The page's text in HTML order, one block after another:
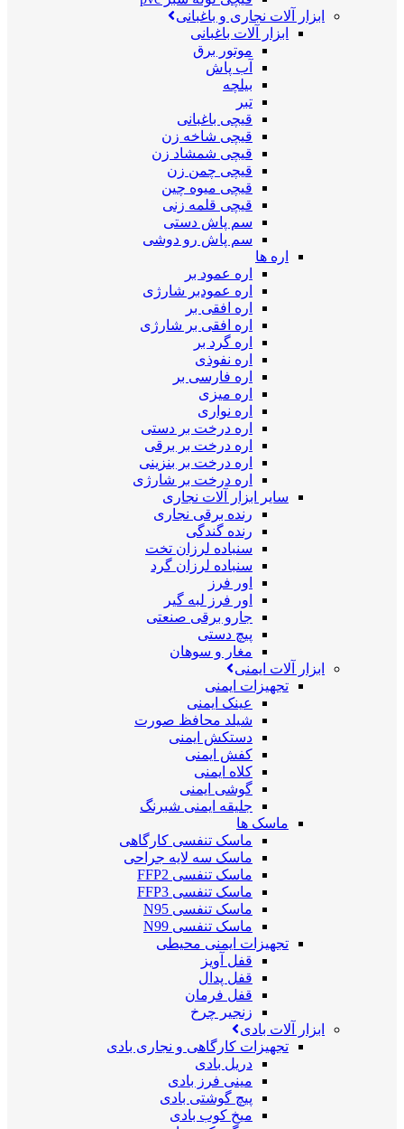
ابزار آلات نجاری و باغبانی
ابزار آلات باغبانی
موتور برق
آب پاش
بیلچه
تبر
قیچی باغبانی
قیچی شاخه زن
قیچی شمشاد زن
قیچی چمن زن
قیچی میوه چین
قیچی قلمه زنی
سم پاش دستی
سم پاش رو دوشی
اره ها
اره عمود بر
اره عمودبر شارژی
اره افقی بر
اره افقی بر شارژی
اره گرد بر
اره نفوذی
اره فارسی بر
اره میزی
اره نواری
اره درخت بر دستی
اره درخت بر برقی
اره درخت بر بنزینی
اره درخت بر شارژی
سایر ابزار آلات نجاری
رنده برقی نجاری
رنده گندگی
سنباده لرزان تخت
سنباده لرزان گرد
اور فرز
اور فرز لبه گیر
جارو برقی صنعتی
پیچ دستی
مغار و سوهان
ابزار آلات ایمنی
تجهیزات ایمنی
عینک ایمنی
شیلد محافظ صورت
دستکش ایمنی
کفش ایمنی
کلاه ایمنی
گوشی ایمنی
جلیقه ایمنی شبرنگ
ماسک ها
ماسک تنفسی کارگاهی
ماسک سه لایه جراحی
ماسک تنفسی FFP2
ماسک تنفسی FFP3
ماسک تنفسی N95
ماسک تنفسی N99
تجهیزات ایمنی محیطی
قفل آویز
قفل پدال
قفل فرمان
زنجیر چرخ
ابزار آلات بادی
تجهیزات کارگاهی و نجاری بادی
دریل بادی
مینی فرز بادی
پیچ گوشتی بادی
میخ کوب بادی